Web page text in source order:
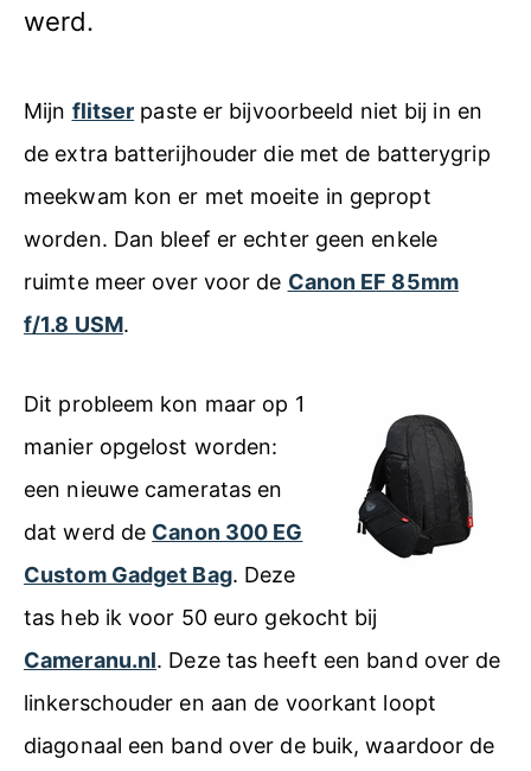
werd.
Mijn flitser paste er bijvoorbeeld niet bij in en
de extra batterijhouder die met de batterygrip
meekwam kon er met moeite in gepropt
worden. Dan bleef er echter geen enkele
ruimte meer over voor de Canon EF 85mm
f/1.8 USM.
Dit probleem kon maar op 1
manier opgelost worden:
een nieuwe cameratas en
dat werd de Canon 300 EG
Custom Gadget Bag. Deze
tas heb ik voor 50 euro gekocht bij
Cameranu.nl. Deze tas heeft een band over de
linkerschouder en aan de voorkant loopt
diagonaal een band over de buik, waardoor de